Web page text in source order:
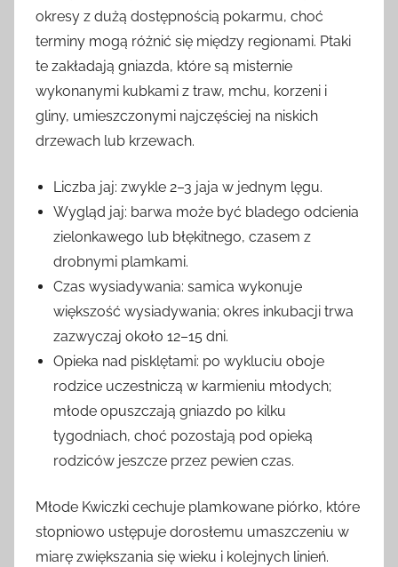
okresy z dużą dostępnością pokarmu, choć
terminy mogą różnić się między regionami. Ptaki
te zakładają gniazda, które są misternie
wykonanymi kubkami z traw, mchu, korzeni i
gliny, umieszczonymi najczęściej na niskich
drzewach lub krzewach.
Liczba jaj: zwykle 2–3 jaja w jednym lęgu.
Wygląd jaj: barwa może być bladego odcienia
zielonkawego lub błękitnego, czasem z
drobnymi plamkami.
Czas wysiadywania: samica wykonuje
większość wysiadywania; okres inkubacji trwa
zazwyczaj około 12–15 dni.
Opieka nad pisklętami: po wykluciu oboje
rodzice uczestniczą w karmieniu młodych;
młode opuszczają gniazdo po kilku
tygodniach, choć pozostają pod opieką
rodziców jeszcze przez pewien czas.
Młode Kwiczki cechuje plamkowane piórko, które
stopniowo ustępuje dorosłemu umaszczeniu w
miarę zwiększania się wieku i kolejnych linień.